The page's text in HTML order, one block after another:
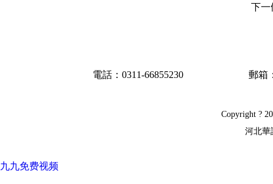
下一
電話：0311-66855230 郵箱
Copyright ?
河北
九九免费视频